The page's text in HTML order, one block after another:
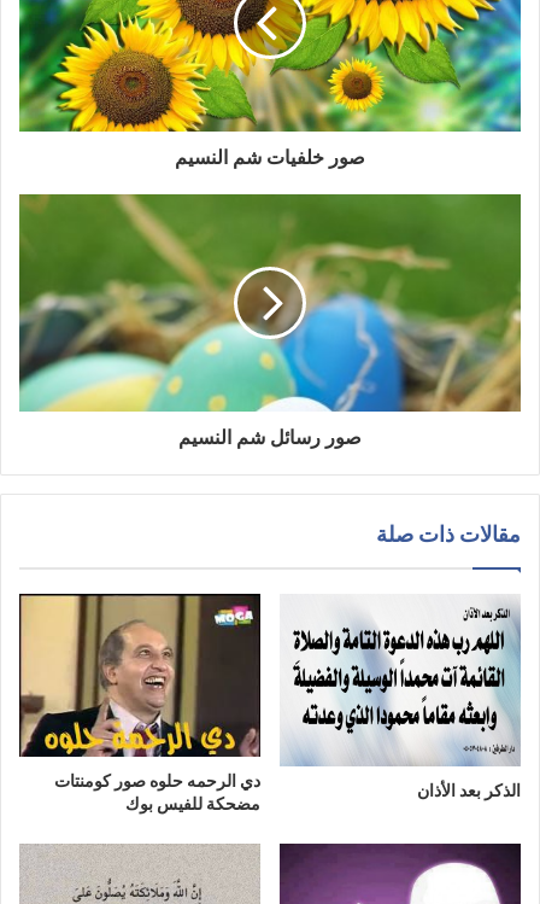
صور خلفيات شم النسيم
صور رسائل شم النسيم
مقالات ذات صلة
الذكر بعد الأذان
دي الرحمه حلوه صور كومنتات
مضحكة للفيس بوك